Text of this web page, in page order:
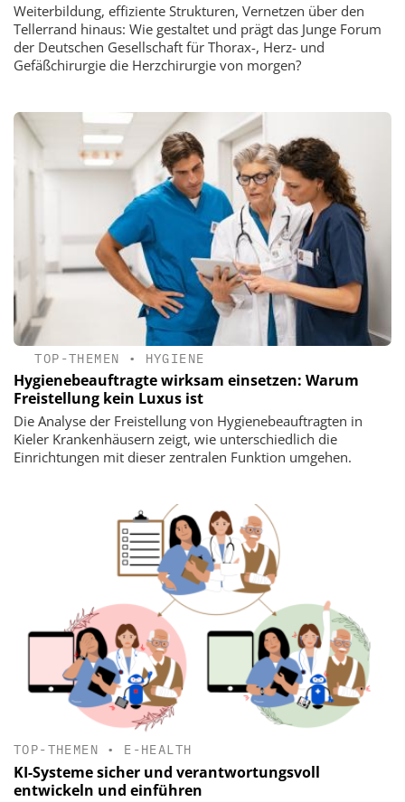
Weiterbildung, effiziente Strukturen, Vernetzen über den
Tellerrand hinaus: Wie gestaltet und prägt das Junge Forum
der Deutschen Gesellschaft für Thorax-, Herz- und
Gefäßchirurgie die Herzchirurgie von morgen?
TOP-THEMEN • HYGIENE
Hygienebeauftragte wirksam einsetzen: Warum
Freistellung kein Luxus ist
Die Analyse der Freistellung von Hygienebeauftragten in
Kieler Krankenhäusern zeigt, wie unterschiedlich die
Einrichtungen mit dieser zentralen Funktion umgehen.
TOP-THEMEN • E-HEALTH
KI-Systeme sicher und verantwortungsvoll
entwickeln und einführen